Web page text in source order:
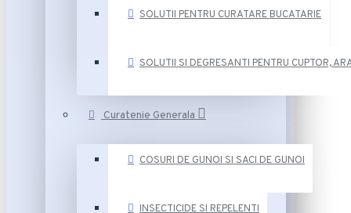
SOLUTII PENTRU CURATARE BUCATARIE
SOLUTII SI DEGRESANTI PENTRU CUPTOR,
Curatenie Generala
COSURI DE GUNOI SI SACI DE GUNOI
INSECTICIDE SI REPELENTI